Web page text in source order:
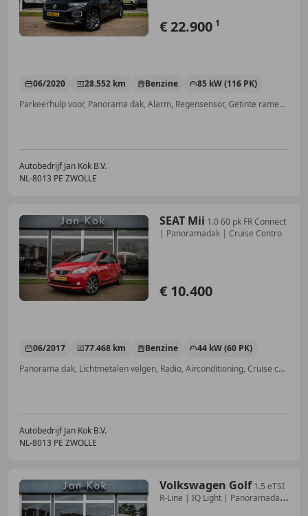
€ 22.900 1
06/2020 28.552 km Benzine
85 kW (116 PK)
Parkeerhulp voor, Panorama dak, Alarm, Regensensor, Getinte ramen, Lichtmetalen velgen, Adaptieve Cruise Control, LED verlichting
Autobedrijf Jan Kok B.V.
NL-8013 PE ZWOLLE
SEAT Mii 1.0 60 pk FR Connect
| Panoramadak | Cruise Contro
€ 10.400
06/2017 77.468 km Benzine
44 kW (60 PK)
Panorama dak, Lichtmetalen velgen, Radio, Airconditioning, Cruise control, Elektrische ramen, Open dak, Alarm
Autobedrijf Jan Kok B.V.
NL-8013 PE ZWOLLE
Volkswagen Golf 1.5 eTSI
R-Line | IQ Light | Panoramadak